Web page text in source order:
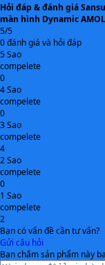
NĂNG LƯỢNG
BỘ SẢN PHẨM
MẠNG KẾT NỐI
HỆ ĐIỀU HÀNH
Hỏi đáp & đánh giá
màn hình Dynamic
5/5
0 đánh giá và hỏi đáp
5 Sao
compelete
0
4 Sao
compelete
0
3 Sao
compelete
4
2 Sao
compelete
0
1 Sao
compelete
2
Bạn có vấn đề cần tư vấn?
Gửi câu hỏi
Bạn chấm sản phẩm này